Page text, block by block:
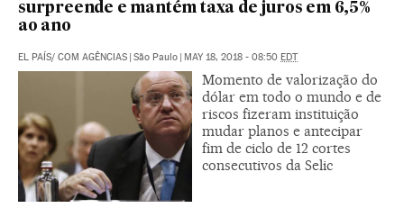
surpreende e mantém taxa de juros em 6,5%
ao ano
EL PAÍS/ COM AGÊNCIAS São Paulo MAY 18, 2018 - 08:50 EDT
Momento de valorização do
dólar em todo o mundo e de
riscos fizeram instituição
mudar planos e antecipar
fim de ciclo de 12 cortes
consecutivos da Selic